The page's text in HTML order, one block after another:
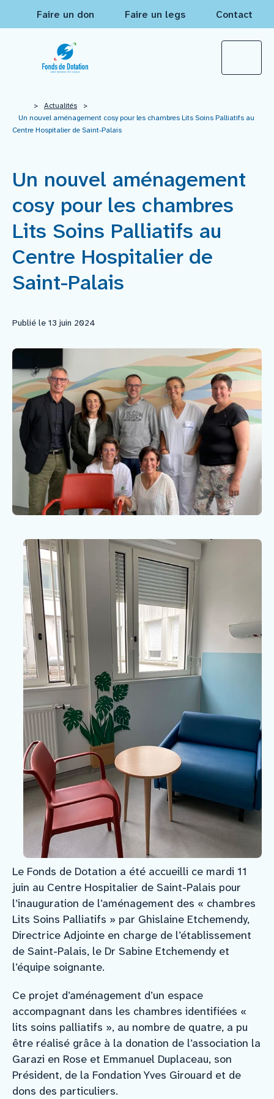
Faire un don Faire un legs Contact
Qui sommes-nous ?
Projets à financer
Nos réalisations
Mécènes
Contact
> Actualités
>
Un nouvel aménagement cosy pour les chambres Lits Soins Palliatifs au
Centre Hospitalier de Saint-Palais
Un nouvel aménagement
cosy pour les chambres
Lits Soins Palliatifs au
Centre Hospitalier de
Saint-Palais
Publié le 13 juin 2024
Le Fonds de Dotation a été accueilli ce mardi 11
juin au Centre Hospitalier de Saint-Palais pour
l’inauguration de l’aménagement des « chambres
Lits Soins Palliatifs » par Ghislaine Etchemendy,
Directrice Adjointe en charge de l’établissement
de Saint-Palais, le Dr Sabine Etchemendy et
l’équipe soignante.
Ce projet d’aménagement d’un espace
accompagnant dans les chambres identifiées «
lits soins palliatifs », au nombre de quatre, a pu
être réalisé grâce à la donation de l’association la
Garazi en Rose et Emmanuel Duplaceau, son
Président, de la Fondation Yves Girouard et de
dons des particuliers.